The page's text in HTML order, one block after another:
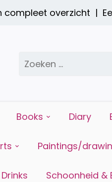
overzicht |
Zoeken
naar:
Books Diary
Paintings/
Drinks Schoonheid &